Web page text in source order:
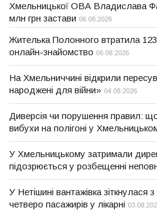
Хмельницької ОВА Владислава
млн грн застави 06.08.2026
Жителька Полонного втратила 123
онлайн-знайомство 06.08.2026
На Хмельниччині відкрили
народжені для війни» 04.08.2026
Диверсія чи порушення правил:
вибухи на полігоні у
У Хмельницькому затримали
підозрюється у розбещенні
У Нетішині вантажівка
четверо пасажирів у лікарні